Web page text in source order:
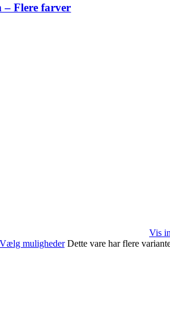
– Flere farver
Vis
Vælg muligheder Dette vare har flere